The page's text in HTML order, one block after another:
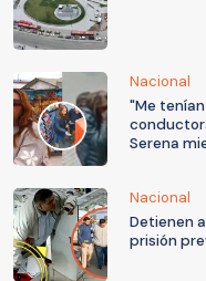
Nacional
"Me
Serena
Nacional
Detienen
prisión